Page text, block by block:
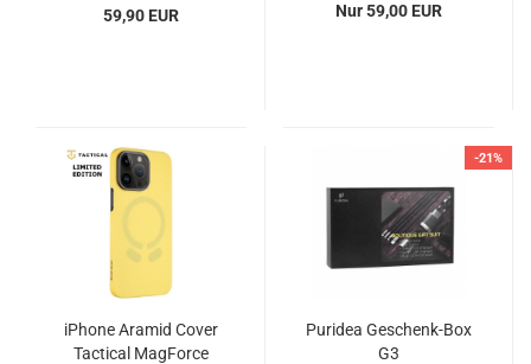
59,90 EUR Nur 59,00 EUR
iPhone Aramid Cover
Tactical MagForce
-21%
Puridea Geschenk-Box
G3